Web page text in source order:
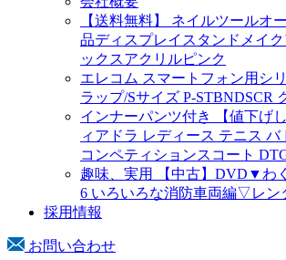
【送料無料】 ネイルツールオ
品ディスプレイスタンドメイ
ックスアクリルピンク
エレコム スマートフォン用シ
ラップ/Sサイズ P-STBNDSCR
インナーパンツ付き 【値下げ
ィアドラ レディース テニス
コンペティションスコート
趣味、実用 【中古】DVD▼わ
6 いろいろな消防車両編▽レン
採用情報
お問い合わせ